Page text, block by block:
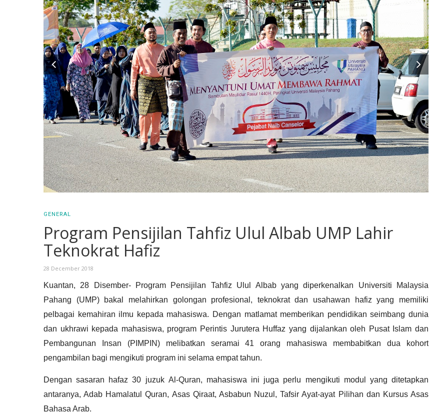
GENERAL
Program Pensijilan Tahfiz Ulul Albab UMP Lahir
Teknokrat Hafiz
28 December 2018
Kuantan, 28 Disember- Program Pensijilan Tahfiz Ulul Albab yang diperkenalkan Universiti Malaysia
Pahang (UMP) bakal melahirkan golongan profesional, teknokrat dan usahawan hafiz yang memiliki
pelbagai kemahiran ilmu kepada mahasiswa. Dengan matlamat memberikan pendidikan seimbang dunia
dan ukhrawi kepada mahasiswa, program Perintis Jurutera Huffaz yang dijalankan oleh Pusat Islam dan
Pembangunan Insan (PIMPIN) melibatkan seramai 41 orang mahasiswa membabitkan dua kohort
pengambilan bagi mengikuti program ini selama empat tahun.
Dengan sasaran hafaz 30 juzuk Al-Quran, mahasiswa ini juga perlu mengikuti modul yang ditetapkan
antaranya, Adab Hamalatul Quran, Asas Qiraat, Asbabun Nuzul, Tafsir Ayat-ayat Pilihan dan Kursus Asas
Bahasa Arab.